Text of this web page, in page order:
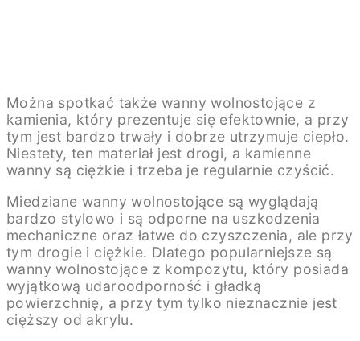
Można spotkać także wanny wolnostojące z
kamienia, który prezentuje się efektownie, a przy
tym jest bardzo trwały i dobrze utrzymuje ciepło.
Niestety, ten materiał jest drogi, a kamienne
wanny są ciężkie i trzeba je regularnie czyścić.
Miedziane wanny wolnostojące są wyglądają
bardzo stylowo i są odporne na uszkodzenia
mechaniczne oraz łatwe do czyszczenia, ale przy
tym drogie i ciężkie. Dlatego popularniejsze są
wanny wolnostojące z kompozytu, który posiada
wyjątkową udaroodporność i gładką
powierzchnię, a przy tym tylko nieznacznie jest
cięższy od akrylu.